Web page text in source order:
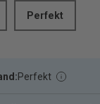
Perfekt
Perfekt